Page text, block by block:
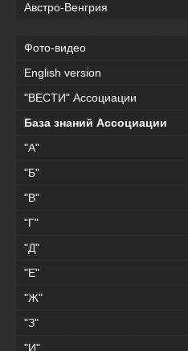
Австро-Венгрия
Фото-видео
English version
"ВЕСТИ" Ассоциации
База знаний Ассоциации
"А"
"Б"
"В"
"Г"
"Д"
"Е"
"Ж"
"З"
"И"